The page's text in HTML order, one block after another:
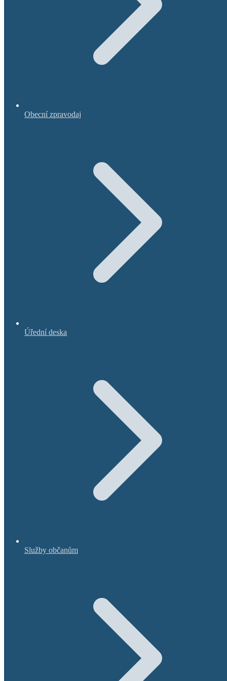
Obecní zpravodaj
Úřední deska
Služby občanům